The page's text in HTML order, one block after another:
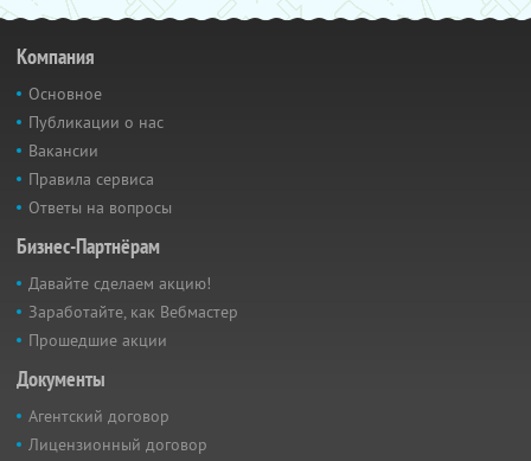
Компания
Основное
Публикации о нас
Вакансии
Правила сервиса
Ответы на вопросы
Бизнес-Партнёрам
Давайте сделаем акцию!
Заработайте, как Вебмастер
Прошедшие акции
Документы
Агентский договор
Лицензионный договор